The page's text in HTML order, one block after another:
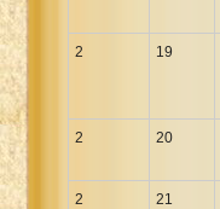
2 19
2 20
2 21